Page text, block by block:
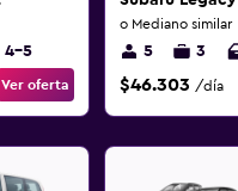
4-5
Ver oferta
o Mediano similar
5 3
$46.303 /día